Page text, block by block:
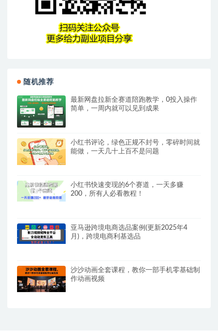
随机推荐
最新网盘拉新全赛道陪跑教学，0投入操作
简单，一周内就可以见到成果
小红书评论，绿色正规不封号，零碎时间就
能做，一天几十上百不是问题
小红书快速变现的6个赛道，一天多赚
200，所有人必看教程！
亚马逊跨境电商选品案例(更新2025年4
月)，跨境电商利基选品
沙沙动画全套课程，教你一部手机零基础制
作动画视频